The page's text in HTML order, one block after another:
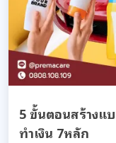
5 ขั้นตอนสร้าง
ทำเงิน 7หลัก